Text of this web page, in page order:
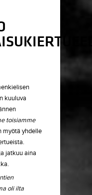
kuuluva
toisiamme
myötä yhdelle
jatkuu aina
oli ilta